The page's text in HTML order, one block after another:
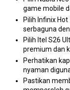
game mobile
Pilih Infinix
serbaguna
Pilih Itel S26
premium dan
Perhatikan
nyaman
Pastikan